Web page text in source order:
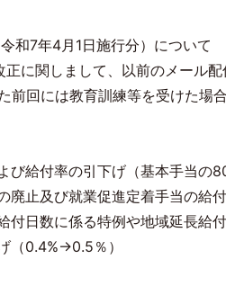
和7年4月1日施行分）について
に関しまして、以前のメール
前回には教育訓練等を受けた
給付率の引下げ（基本手当の
止及び就業促進定着手当の給付
日数に係る特例や地域延長給
（0.4%→0.5％）